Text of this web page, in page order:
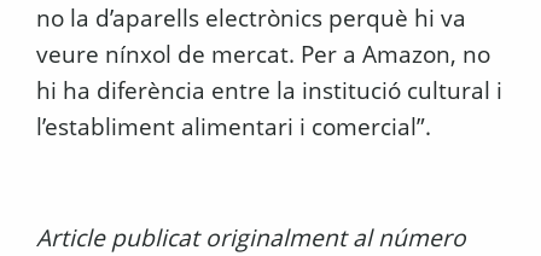
no la d’aparells electrònics perquè hi va
veure nínxol de mercat. Per a Amazon, no
hi ha diferència entre la institució cultural i
l’establiment alimentari i comercial”.
Article publicat originalment al número